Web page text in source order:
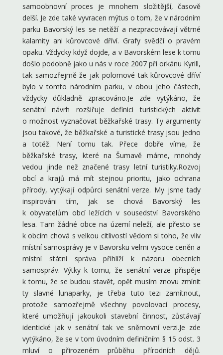
samoobnovní proces je mnohem složitější, časově
delší. Je zde také vyvracen mýtus o tom, že v národním
parku Bavorský les se netěží a nezpracovávají větrné
kalamity ani kůrovcové dříví. Grafy svědčí o pravém
opaku. Vždycky když dojde, a v Bavorském lese k tomu
došlo podobně jako u nás v roce 2007 při orkánu Kyrill,
tak samozřejmě že jak polomové tak kůrovcové dříví
bylo v tomto národním parku, v obou jeho částech,
vždycky důkladně zpracováno.Je zde vytýkáno, že
senátní návrh rozšiřuje definici turistických aktivit
o možnost vyznačovat běžkařské trasy. Ty argumenty
jsou takové, že běžkařské a turistické trasy jsou jedno
a totéž. Není tomu tak. Přece dobře víme, že
běžkařské trasy, které na Šumavě máme, mnohdy
vedou jinde než značené trasy letní turistiky.Rozvoj
obcí a krajů má mít stejnou prioritu, jako ochrana
přírody, vytýkají odpůrci senátní verze. My jsme tady
inspirováni tím, jak se chová Bavorský les
k obyvatelům obcí ležících v sousedství Bavorského
lesa. Tam žádné obce na území neleží, ale přesto se
k obcím chová s velkou citlivostí vědom si toho, že vliv
místní samosprávy je v Bavorsku velmi vysoce ceněn a
místní státní správa přihlíží k názoru obecních
samospráv. Výtky k tomu, že senátní verze přispěje
k tomu, že se budou stavět, opět musím znovu zmínit
ty slavné lunaparky, je třeba tuto tezi zamítnout,
protože samozřejmě všechny povolovací procesy,
které umožňují jakoukoli stavební činnost, zůstávají
identické jak v senátní tak ve sněmovní verzi.Je zde
vytýkáno, že se v tom úvodním definičním § 15 odst. 3
mluví o přirozeném průběhu přírodních dějů.